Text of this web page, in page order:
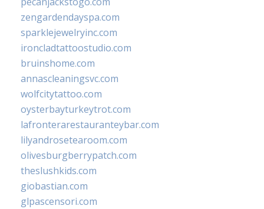
zengardendayspa.com
sparklejewelryinc.com
ironcladtattoostudio.com
bruinshome.com
annascleaningsvc.com
wolfcitytattoo.com
oysterbayturkeytrot.com
lafronterarestauranteybar.com
lilyandrosetearoom.com
olivesburgberrypatch.com
theslushkids.com
giobastian.com
glpascensori.com